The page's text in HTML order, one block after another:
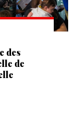
des
de